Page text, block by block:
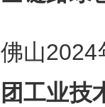
佛山2024
团工业技